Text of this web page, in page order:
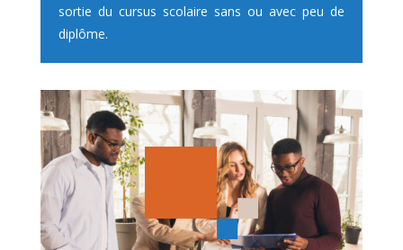
sortie du cursus scolaire sans ou avec peu de
diplôme.